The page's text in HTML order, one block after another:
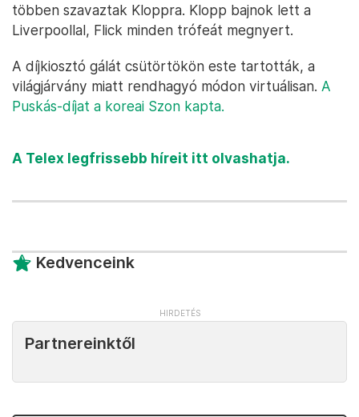
többen szavaztak Kloppra. Klopp bajnok lett a
Liverpoollal, Flick minden trófeát megnyert.
A díjkiosztó gálát csütörtökön este tartották, a
világjárvány miatt rendhagyó módon virtuálisan. A
Puskás-díjat a koreai Szon kapta.
A Telex legfrissebb híreit itt olvashatja.
Kedvenceink
Partnereinktől